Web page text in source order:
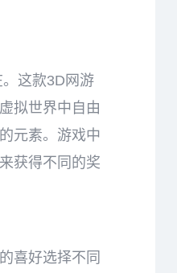
这款3D网游
拟世界中自由
元素。游戏中
获得不同的奖
喜好选择不同